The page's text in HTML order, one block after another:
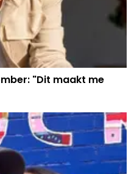
"Dit maakt me